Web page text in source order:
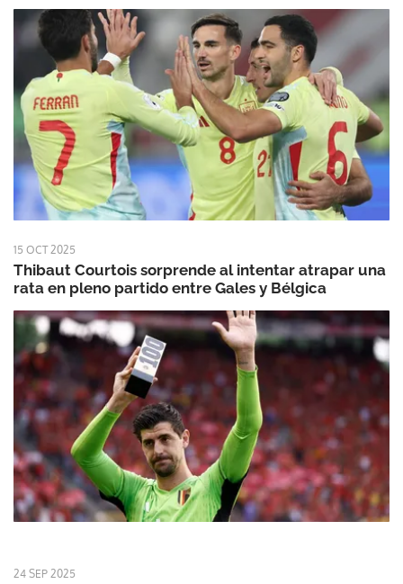
15 OCT 2025
Thibaut Courtois sorprende al intentar atrapar una
rata en pleno partido entre Gales y Bélgica
24 SEP 2025